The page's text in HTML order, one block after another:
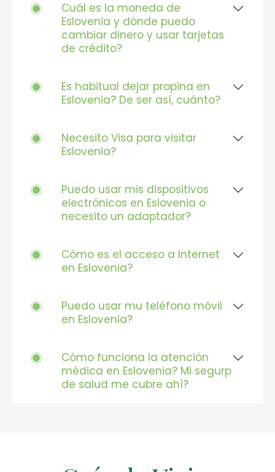
Cuál es la moneda de
Eslovenia y dónde puedo
cambiar dinero y usar tarjetas
de crédito?
Es habitual dejar propina en
Eslovenia? De ser así, cuánto?
Necesito Visa para visitar
Eslovenia?
Puedo usar mis dispositivos
electrónicos en Eslovenia o
necesito un adaptador?
Cómo es el acceso a Internet
en Eslovenia?
Puedo usar mu teléfono móvil
en Eslovenia?
Cómo funciona la atención
médica en Eslovenia? Mi segurp
de salud me cubre ahí?